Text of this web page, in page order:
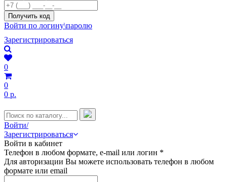
Войти по логину\паролю
Зарегистрироваться
0
0
0 р.
Войти/
Зарегистрироваться
Войти в кабинет
Телефон в любом формате, e-mail или логин *
Для авторизации Вы можете использовать телефон в любом
формате или email